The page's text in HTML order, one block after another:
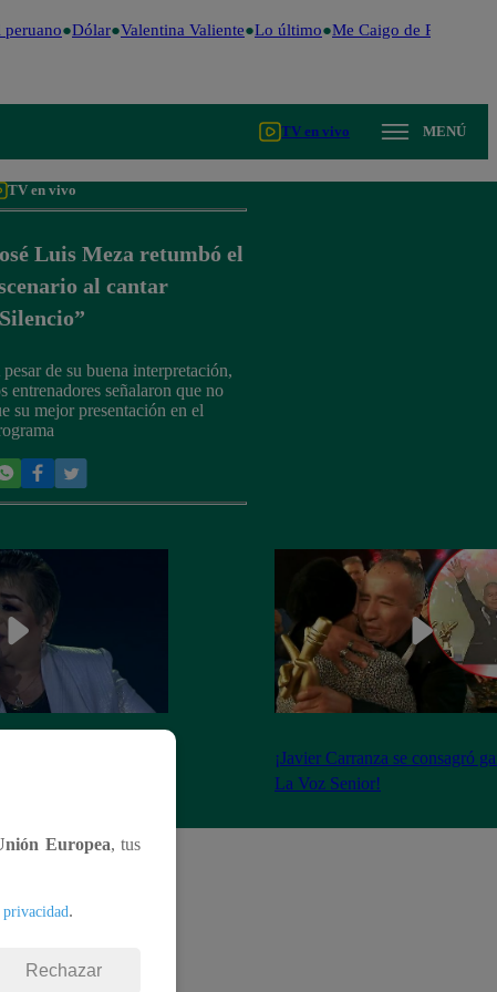
Dólar Valentina Valiente Lo último Me Caigo de Risa
TV en vivo MENÚ
TV en vivo
Luis Meza retumbó el
al cantar
pesar de su buena interpretación,
entrenadores señalaron que no
su mejor presentación en el
¡Javier Carranza se consagró
La Voz Senior!
Europea, tus
.
Rechazar